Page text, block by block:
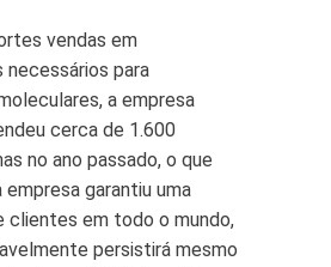
vendas em
necessários para
a empresa
cerca de 1.600
no ano passado, o que
empresa garantiu uma
clientes em todo o mundo,
persistirá mesmo